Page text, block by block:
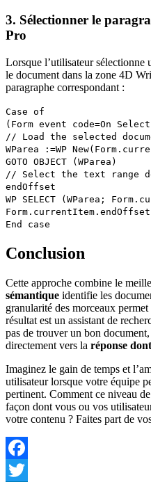
3. Sélectionner le
Pro
Lorsque l’utilisateur sélectionne
le document dans la zone 4D
paragraphe correspondant :
Case of
( Form event code=On
// Load the selected
WParea :=WP New( Form .
GOTO OBJECT ( WParea )
// Select the text range
endOffset
WP SELECT ( WParea ; Form .
Form . currentItem . endOffset
End case
Conclusion
Cette approche combine le
sémantique identifie les
granularité des morceaux
résultat est un assistant de
pas de trouver un bon
directement vers la réponse
Imaginez le gain de temps et
utilisateur lorsque votre équipe
pertinent. Comment ce niveau
façon dont vous ou vos
votre contenu ? Faites part de
Facebook